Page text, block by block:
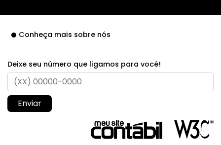
Conheça mais sobre nós
Deixe seu número que ligamos para você!
Enviar